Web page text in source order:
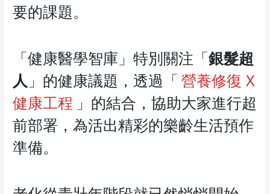
要的課題。
「健康醫學智庫」特別關注「銀髮超
人 」的健康議題，透過「 營養修復 X
健康工程 」的結合，協助大家進行超
前部署，為活出精彩的樂齡生活預作
準備。